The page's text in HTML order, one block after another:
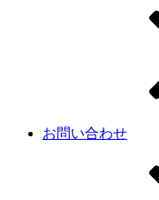
お問い合わせ